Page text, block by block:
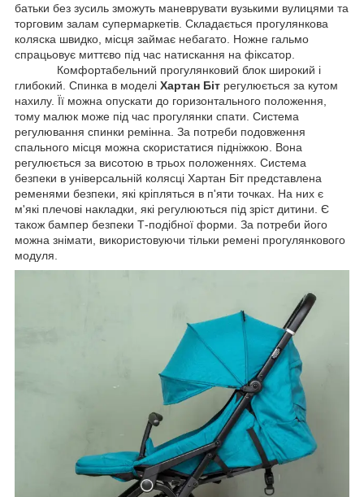
батьки без зусиль зможуть маневрувати вузькими вулицями та
торговим залам супермаркетів. Складається прогулянкова
коляска швидко, місця займає небагато. Ножне гальмо
спрацьовує миттєво під час натискання на фіксатор.
Комфортабельний прогулянковий блок широкий і
глибокий. Спинка в моделі Хартан Біт регулюється за кутом
нахилу. Її можна опускати до горизонтального положення,
тому малюк може під час прогулянки спати. Система
регулювання спинки ремінна. За потреби подовження
спального місця можна скористатися підніжкою. Вона
регулюється за висотою в трьох положеннях. Система
безпеки в універсальній колясці Хартан Біт представлена
ременями безпеки, які кріпляться в п'яти точках. На них є
м'які плечові накладки, які регулюються під зріст дитини. Є
також бампер безпеки Т-подібної форми. За потреби його
можна знімати, використовуючи тільки ремені прогулянкового
модуля.